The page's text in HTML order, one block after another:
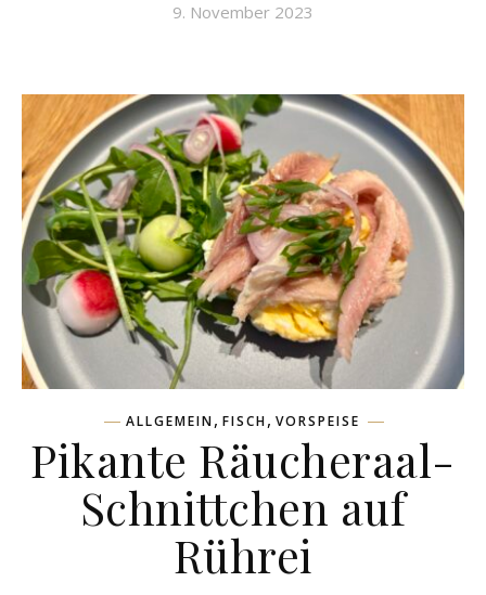
9. November 2023
ALLGEMEIN, FISCH, VORSPEISE
Pikante Räucheraal-
Schnittchen auf
Rührei